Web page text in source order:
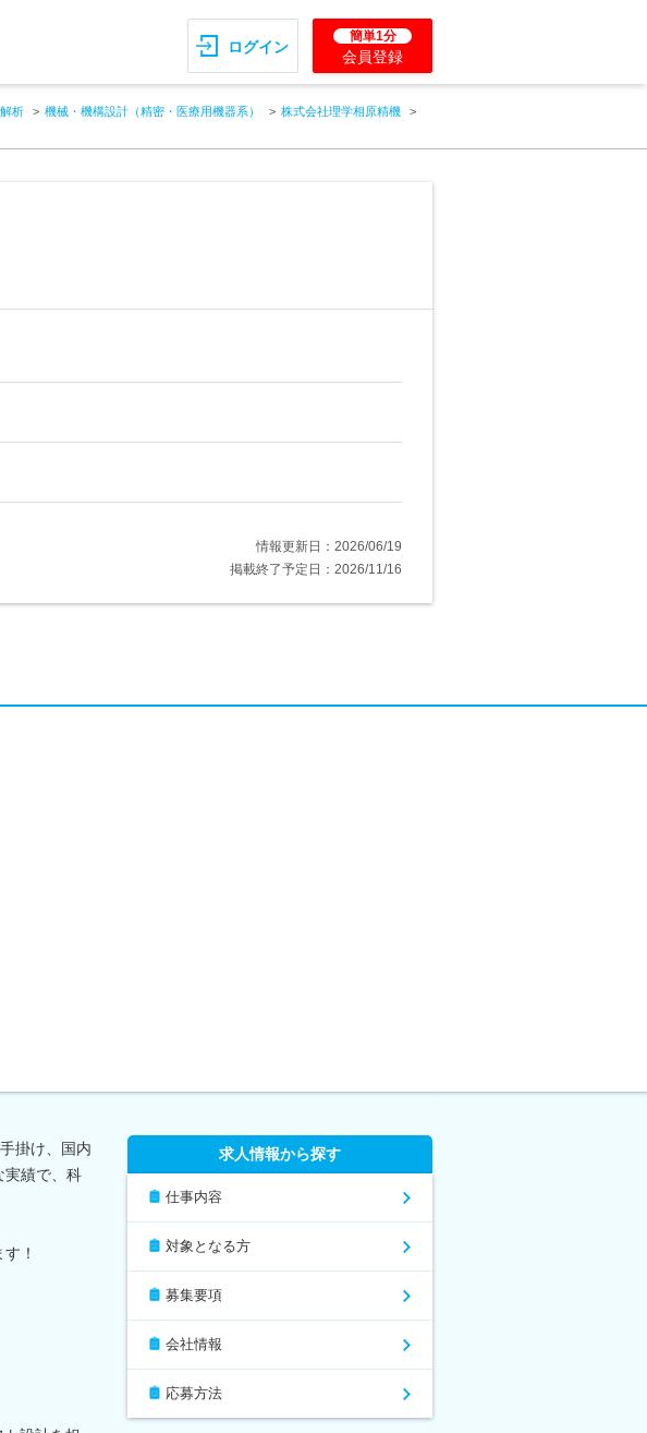
ログイン
簡単1分
会員登録
析 機械・機構設計（精密・医療用機器系）
株式会社理学相原精機
情報更新日：2026/06/19
掲載終了予定日：2026/11/16
掛け、国内
実績で、科
！
求人情報から探す
仕事内容
対象となる方
募集要項
会社情報
応募方法